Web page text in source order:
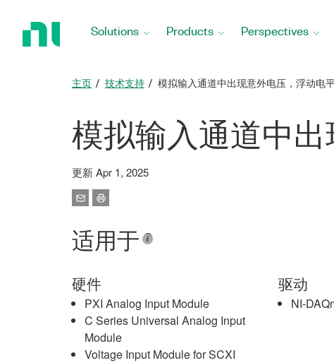
Solutions Products Perspectives
主页 技术支持 模拟输入通道中出现意外电压，浮动电
模拟输入通道中
更新 Apr 1, 2025
适用于
硬件
PXI Analog Input Module
C Series Universal Analog Input
Module
Voltage Input Module for SCXI
驱动
NI-